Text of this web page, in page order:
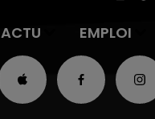
ACTU EMPLOI